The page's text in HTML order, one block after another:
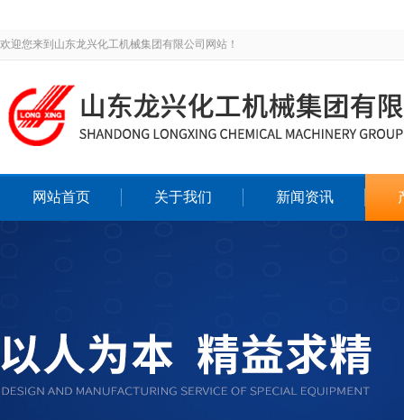
欢迎您来到山东龙兴化工机械集团有限公司网站！
网站首页 关于我们 新闻资讯